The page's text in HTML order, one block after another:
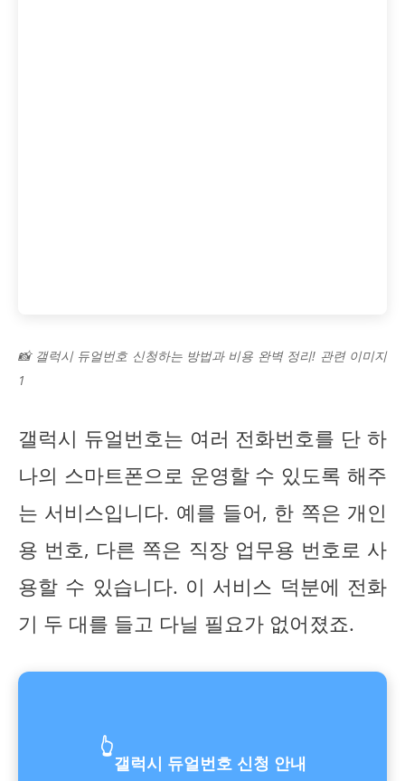
📸 갤럭시 듀얼번호 신청하는 방법과 비용 완벽 정리! 관련 이미지
1
갤럭시 듀얼번호는 여러 전화번호를 단 하
나의 스마트폰으로 운영할 수 있도록 해주
는 서비스입니다. 예를 들어, 한 쪽은 개인
용 번호, 다른 쪽은 직장 업무용 번호로 사
용할 수 있습니다. 이 서비스 덕분에 전화
기 두 대를 들고 다닐 필요가 없어졌죠.
👆
갤럭시 듀얼번호 신청 안내